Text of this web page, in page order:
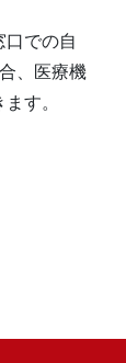
での自
、医療機
す。